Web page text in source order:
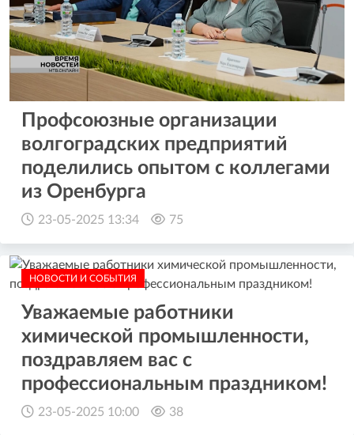
Профсоюзные организации
волгоградских предприятий
поделились опытом с коллегами
из Оренбурга
23-05-2025 13:34 75
НОВОСТИ И СОБЫТИЯ
Уважаемые работники
химической промышленности,
поздравляем вас с
профессиональным праздником!
23-05-2025 10:00 38